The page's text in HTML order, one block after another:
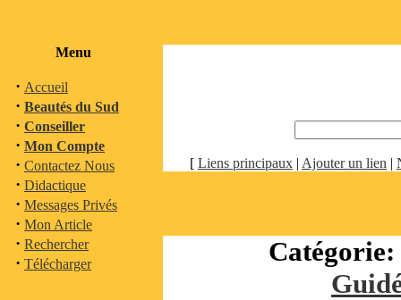
Menu
· Accueil
· Beautés du Sud
· Conseiller
· Mon Compte
· Contactez Nous
· Didactique
· Messages Privés
· Mon Article
· Rechercher
· Télécharger
[ Liens principaux | Ajouter un lien |
Catégorie: